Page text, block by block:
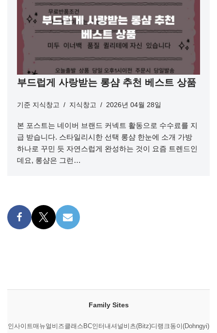
부드럽게 사랑받는 롱샴 추천 베스트 상품
기준 지식창고 지식창고 2026년 04월 28일
본 포스트는 네이버 브랜드 커넥트 활동으로 수수료를 지
급 받습니다. 스타일리시한 선택 롱샴 한눈에 소개 가방
하나로 꾸민 듯 자연스럽게 완성하는 것이 요즘 트렌드인
데요, 롱샴은 그런…
Family Sites
인사이트매뉴얼 비즈클래스 BC인터내셔널 비츠(Bitz)디랭크동이(Dohngyi)